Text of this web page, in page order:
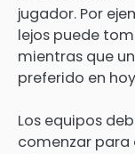
jugador. Por
lejos puede
mientras que
preferido en
Los equipos
comenzar para